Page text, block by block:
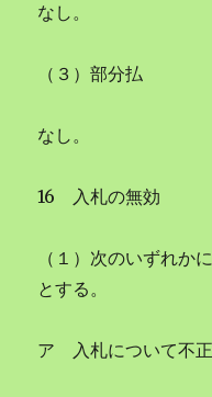
なし。
（３）部分払
なし。
16 入札の無効
（１）次のいずれか
とする。
ア 入札について不